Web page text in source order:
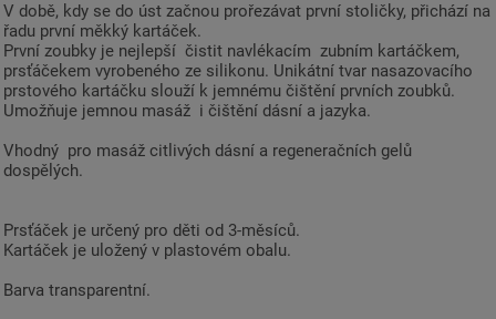
V době, kdy se do úst začnou prořezávat první stoličky, přichází na
řadu první měkký kartáček.
První zoubky je nejlepší čistit navlékacím zubním kartáčkem,
prsťáčekem vyrobeného ze silikonu. Unikátní tvar nasazovacího
prstového kartáčku slouží k jemnému čištění prvních zoubků.
Umožňuje jemnou masáž i čištění dásní a jazyka.
Vhodný pro masáž citlivých dásní a regeneračních gelů
dospělých.
Prsťáček je určený pro děti od 3-měsíců.
Kartáček je uložený v plastovém obalu.
Barva transparentní.